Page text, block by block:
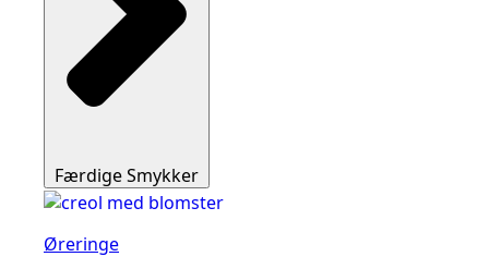
Færdige Smykker
Øreringe